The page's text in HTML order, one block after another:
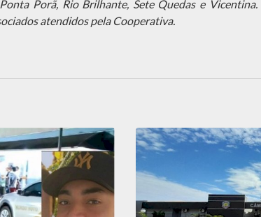
Porã, Rio Brilhante, Sete Quedas e
atendidos pela Cooperativa.